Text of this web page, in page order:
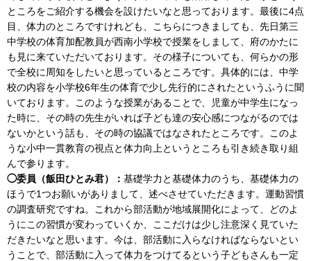
ところをご紹介する機会を設けたいなと思っております。最後に4点
目、体力のところですけれども、こちらにつきましても、先日第三
中学校の体育加配教員が西南小学校で授業をしまして、府のかたに
も見に来ていただいております。その様子についても、何らかの形
で全校に周知をしたいと思っているところです。具体的には、中学
校の内容を小学校6年生の体育で少し先行的にされたというふうに聞
いております。このような授業があることで、児童が中学生になっ
た時に、その時の先生がいれば子ども達の安心感につながるのでは
ないかという話も、その時の協議ではなされたところです。このよ
うな小中一貫教育の視点と体力向上というところも引き続き取り組
んで参ります。
◯委員（飯田ひとみ君）： 基礎学力と基礎体力のうち、基礎体力の
ほうで1つお願いがありまして、述べさせていただきます。運動習慣
の調査研究ですね。これから部活動が地域展開化によって、どのよ
うにこの習慣が変わっていくか、ここだけは少し注意深く見ていた
だきたいなと思います。今は、部活動に入らなければならないとい
うことで、部活動に入って体力をつけてるという子どもさんも一定